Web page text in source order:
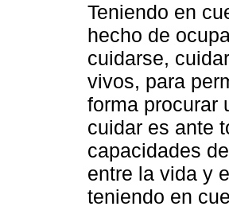
Teniendo en
hecho de
cuidarse,
vivos, para
forma procurar
cuidar es ante
capacidades
entre la vida y
teniendo en